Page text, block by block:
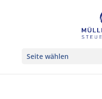
Seite wählen